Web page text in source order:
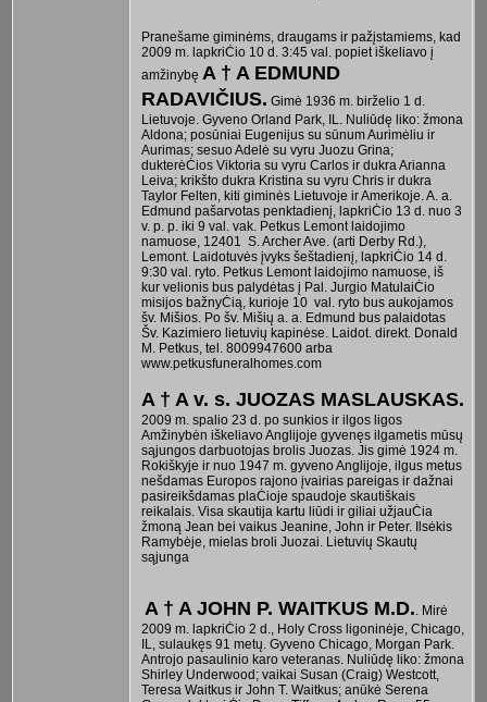
Pranešame giminėms, draugams ir pažįstamiems, kad
2009 m. lapkriĊio 10 d. 3:45 val. popiet iškeliavo į
amžinybę A † A EDMUND
RADAVIČIUS. Gimė 1936 m. birželio 1 d.
Lietuvoje. Gyveno Orland Park, IL. Nuliūdę liko: žmona
Aldona; posūniai Eugenijus su sūnum Aurimėliu ir
Aurimas; sesuo Adelė su vyru Juozu Grina;
dukterėĊios Viktoria su vyru Carlos ir dukra Arianna
Leiva; krikšto dukra Kristina su vyru Chris ir dukra
Taylor Felten, kiti giminės Lietuvoje ir Amerikoje. A. a.
Edmund pašarvotas penktadienį, lapkriĊio 13 d. nuo 3
v. p. p. iki 9 val. vak. Petkus Lemont laidojimo
namuose, 12401 S. Archer Ave. (arti Derby Rd.),
Lemont. Laidotuvės įvyks šeštadienį, lapkriĊio 14 d.
9:30 val. ryto. Petkus Lemont laidojimo namuose, iš
kur velionis bus palydėtas į Pal. Jurgio MatulaiĊio
misijos bažnyĊią, kurioje 10 val. ryto bus aukojamos
šv. Mišios. Po šv. Mišių a. a. Edmund bus palaidotas
Šv. Kazimiero lietuvių kapinėse. Laidot. direkt. Donald
M. Petkus, tel. 8009947600 arba
www.petkusfuneralhomes.com
A † A v. s. JUOZAS MASLAUSKAS.
2009 m. spalio 23 d. po sunkios ir ilgos ligos
Amžinybėn iškeliavo Anglijoje gyvenęs ilgametis mūsų
sąjungos darbuotojas brolis Juozas. Jis gimė 1924 m.
Rokiškyje ir nuo 1947 m. gyveno Anglijoje, ilgus metus
nešdamas Europos rajono įvairias pareigas ir dažnai
pasireikšdamas plaĊioje spaudoje skautiškais
reikalais. Visa skautija kartu liūdi ir giliai užjauĊia
žmoną Jean bei vaikus Jeanine, John ir Peter. Ilsėkis
Ramybėje, mielas broli Juozai. Lietuvių Skautų
sąjunga
A † A JOHN P. WAITKUS M.D.. Mirė
2009 m. lapkriĊio 2 d., Holy Cross ligoninėje, Chicago,
IL, sulaukęs 91 metų. Gyveno Chicago, Morgan Park.
Antrojo pasaulinio karo veteranas. Nuliūdę liko: žmona
Shirley Underwood; vaikai Susan (Craig) Westcott,
Teresa Waitkus ir John T. Waitkus; anūkė Serena